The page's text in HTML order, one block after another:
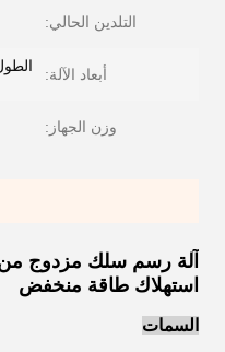
التلدين الحالي:
أبعاد الآلة:
وزن الجهاز:
آلة رسم سلك مزدوج من
استهلاك طاقة منخفض
السمات